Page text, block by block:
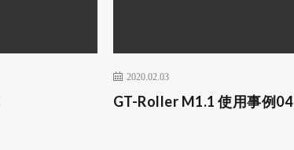
2020.02.03
GT-Roller M1.1 使用事例04